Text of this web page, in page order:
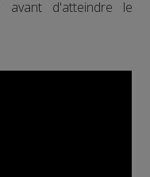
avant d'atteindre le